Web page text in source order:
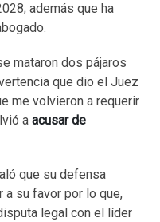
además que ha
mataron dos pájaros
que dio el Juez
me volvieron a requerir
a acusar de
que su defensa
su favor por lo que,
legal con el líder